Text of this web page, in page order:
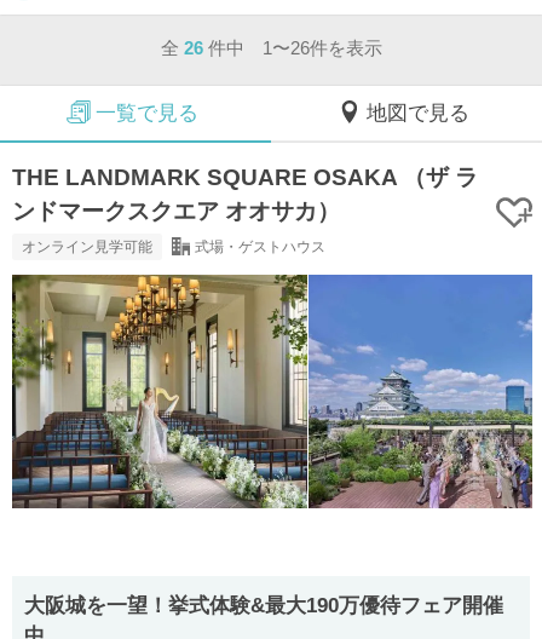
全 26 件中 1〜26件を表示
一覧で見る 地図で見る
THE LANDMARK SQUARE OSAKA （ザ ラ
ンドマークスクエア オオサカ）
オンライン見学可能 式場・ゲストハウス
大阪城を一望！挙式体験&最大190万優待フェア開催